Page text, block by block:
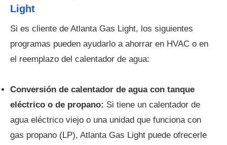
Light
Si es cliente de Atlanta Gas Light, los siguientes
programas pueden ayudarlo a ahorrar en HVAC o en
el reemplazo del calentador de agua:
Conversión de calentador de agua con tanque
eléctrico o de propano: Si tiene un calentador de
agua eléctrico viejo o una unidad que funciona con
gas propano (LP), Atlanta Gas Light puede ofrecerle